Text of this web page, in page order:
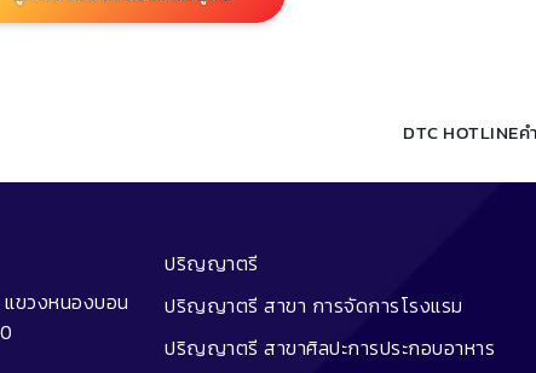
DTC HOTLINEค
ขวงหนองบอน
ปริญญาตรี
ปริญญาตรี สาขา การจัดการโรงแรม
ปริญญาตรี สาขาศิลปะการประกอบอาหาร